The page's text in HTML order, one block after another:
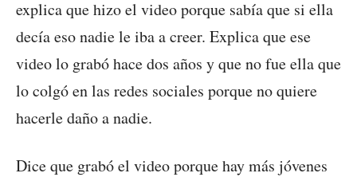
explica que hizo el video porque sabía que si ella
decía eso nadie le iba a creer. Explica que ese
video lo grabó hace dos años y que no fue ella que
lo colgó en las redes sociales porque no quiere
hacerle daño a nadie.
Dice que grabó el video porque hay más jóvenes